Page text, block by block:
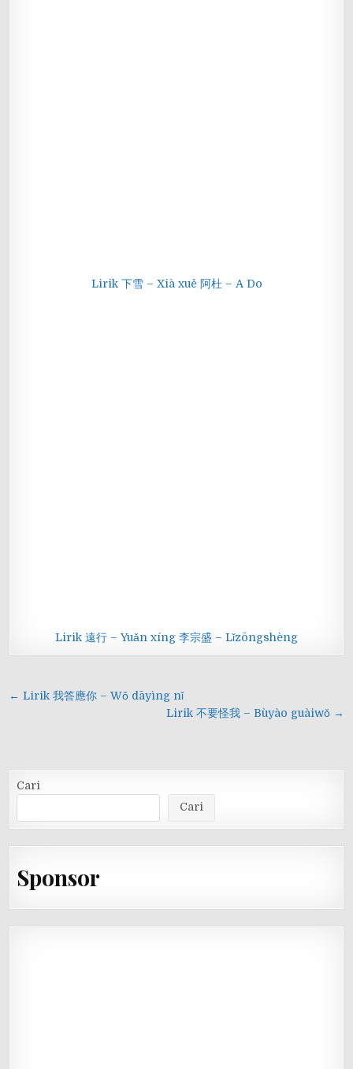
Lirik 下雪 – Xià xuě 阿杜 – A Do
Lirik 遠行 – Yuǎn xíng 李宗盛 – Lǐzōngshèng
Navigasi
← Lirik 我答應你 – Wǒ dāyìng nǐ
Lirik 不要怪我 – Bùyào guàiwǒ →
Cari
Cari
Sponsor